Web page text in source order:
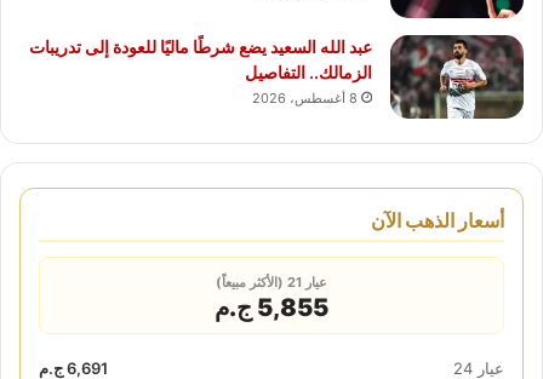
عبد الله السعيد يضع شرطًا ماليًا للعودة إلى تدريبات
الزمالك.. التفاصيل
8 أغسطس، 2026
أسعار الذهب الآن
عيار 21 (الأكثر مبيعاً)
5,855 ج.م
عيار 24 6,691 ج.م